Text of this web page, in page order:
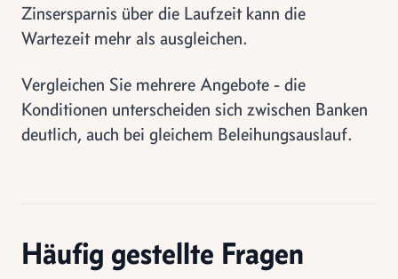
Zinsersparnis über die Laufzeit kann die
Wartezeit mehr als ausgleichen.
Vergleichen Sie mehrere Angebote - die
Konditionen unterscheiden sich zwischen Banken
deutlich, auch bei gleichem Beleihungsauslauf.
Häufig gestellte Fragen